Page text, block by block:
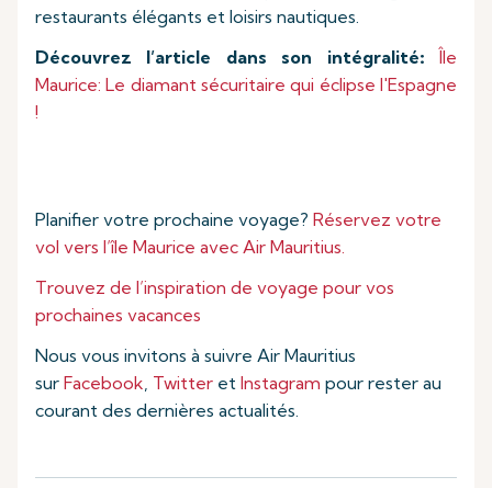
restaurants élégants et loisirs nautiques.
Découvrez l’article dans son intégralité:
Île
Maurice: Le diamant sécuritaire qui éclipse l'Espagne
!
Planifier votre prochaine voyage? Réservez votre
vol vers l’île Maurice avec Air Mauritius.
Trouvez de l’inspiration de voyage pour vos
prochaines vacances
Nous vous invitons à suivre Air Mauritius
sur Facebook, Twitter et Instagram pour rester au
courant des dernières actualités.